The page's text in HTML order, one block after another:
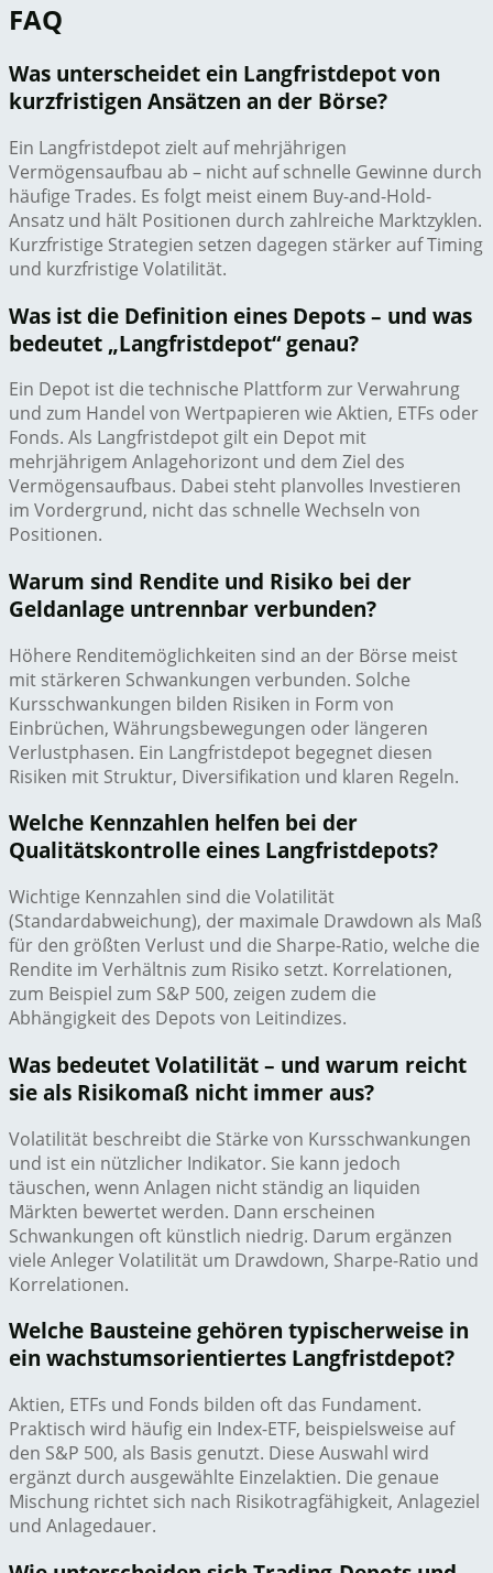
FAQ
Was unterscheidet ein Langfristdepot von
kurzfristigen Ansätzen an der Börse?
Ein Langfristdepot zielt auf mehrjährigen
Vermögensaufbau ab – nicht auf schnelle Gewinne durch
häufige Trades. Es folgt meist einem Buy-and-Hold-
Ansatz und hält Positionen durch zahlreiche Marktzyklen.
Kurzfristige Strategien setzen dagegen stärker auf Timing
und kurzfristige Volatilität.
Was ist die Definition eines Depots – und was
bedeutet „Langfristdepot“ genau?
Ein Depot ist die technische Plattform zur Verwahrung
und zum Handel von Wertpapieren wie Aktien, ETFs oder
Fonds. Als Langfristdepot gilt ein Depot mit
mehrjährigem Anlagehorizont und dem Ziel des
Vermögensaufbaus. Dabei steht planvolles Investieren
im Vordergrund, nicht das schnelle Wechseln von
Positionen.
Warum sind Rendite und Risiko bei der
Geldanlage untrennbar verbunden?
Höhere Renditemöglichkeiten sind an der Börse meist
mit stärkeren Schwankungen verbunden. Solche
Kursschwankungen bilden Risiken in Form von
Einbrüchen, Währungsbewegungen oder längeren
Verlustphasen. Ein Langfristdepot begegnet diesen
Risiken mit Struktur, Diversifikation und klaren Regeln.
Welche Kennzahlen helfen bei der
Qualitätskontrolle eines Langfristdepots?
Wichtige Kennzahlen sind die Volatilität
(Standardabweichung), der maximale Drawdown als Maß
für den größten Verlust und die Sharpe-Ratio, welche die
Rendite im Verhältnis zum Risiko setzt. Korrelationen,
zum Beispiel zum S&P 500, zeigen zudem die
Abhängigkeit des Depots von Leitindizes.
Was bedeutet Volatilität – und warum reicht
sie als Risikomaß nicht immer aus?
Volatilität beschreibt die Stärke von Kursschwankungen
und ist ein nützlicher Indikator. Sie kann jedoch
täuschen, wenn Anlagen nicht ständig an liquiden
Märkten bewertet werden. Dann erscheinen
Schwankungen oft künstlich niedrig. Darum ergänzen
viele Anleger Volatilität um Drawdown, Sharpe-Ratio und
Korrelationen.
Welche Bausteine gehören typischerweise in
ein wachstumsorientiertes Langfristdepot?
Aktien, ETFs und Fonds bilden oft das Fundament.
Praktisch wird häufig ein Index-ETF, beispielsweise auf
den S&P 500, als Basis genutzt. Diese Auswahl wird
ergänzt durch ausgewählte Einzelaktien. Die genaue
Mischung richtet sich nach Risikotragfähigkeit, Anlageziel
und Anlagedauer.